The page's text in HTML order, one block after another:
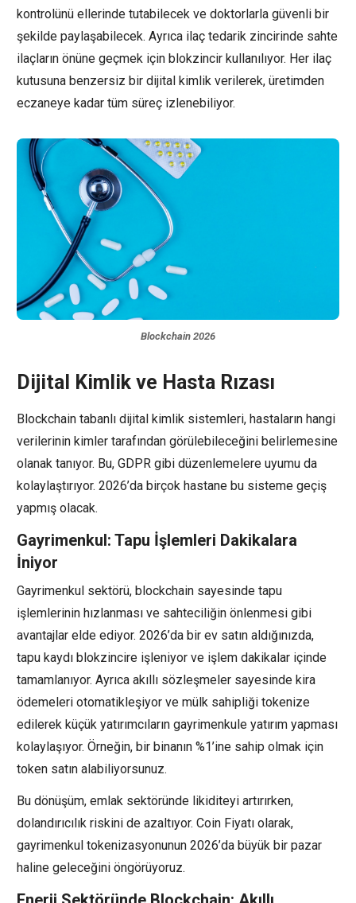
kontrolünü ellerinde tutabilecek ve doktorlarla güvenli bir
şekilde paylaşabilecek. Ayrıca ilaç tedarik zincirinde sahte
ilaçların önüne geçmek için blokzincir kullanılıyor. Her ilaç
kutusuna benzersiz bir dijital kimlik verilerek, üretimden
eczaneye kadar tüm süreç izlenebiliyor.
Blockchain 2026
Dijital Kimlik ve Hasta Rızası
Blockchain tabanlı dijital kimlik sistemleri, hastaların hangi
verilerinin kimler tarafından görülebileceğini belirlemesine
olanak tanıyor. Bu, GDPR gibi düzenlemelere uyumu da
kolaylaştırıyor. 2026’da birçok hastane bu sisteme geçiş
yapmış olacak.
Gayrimenkul: Tapu İşlemleri Dakikalara
İniyor
Gayrimenkul sektörü, blockchain sayesinde tapu
işlemlerinin hızlanması ve sahteciliğin önlenmesi gibi
avantajlar elde ediyor. 2026’da bir ev satın aldığınızda,
tapu kaydı blokzincire işleniyor ve işlem dakikalar içinde
tamamlanıyor. Ayrıca akıllı sözleşmeler sayesinde kira
ödemeleri otomatikleşiyor ve mülk sahipliği tokenize
edilerek küçük yatırımcıların gayrimenkule yatırım yapması
kolaylaşıyor. Örneğin, bir binanın %1’ine sahip olmak için
token satın alabiliyorsunuz.
Bu dönüşüm, emlak sektöründe likiditeyi artırırken,
dolandırıcılık riskini de azaltıyor. Coin Fiyatı olarak,
gayrimenkul tokenizasyonunun 2026’da büyük bir pazar
haline geleceğini öngörüyoruz.